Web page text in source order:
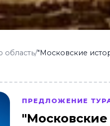
область/"Московские
ПРЕДЛОЖЕНИЕ